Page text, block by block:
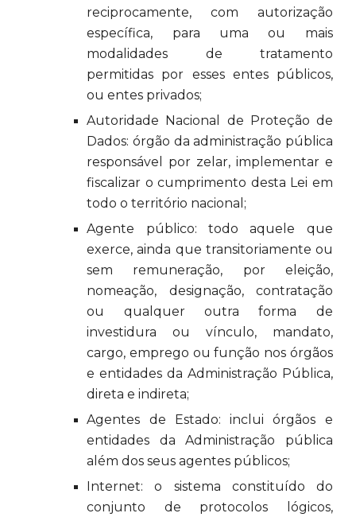
reciprocamente, com autorização
específica, para uma ou mais
modalidades de tratamento
permitidas por esses entes públicos,
ou entes privados;
Autoridade Nacional de Proteção de
Dados: órgão da administração pública
responsável por zelar, implementar e
fiscalizar o cumprimento desta Lei em
todo o território nacional;
Agente público: todo aquele que
exerce, ainda que transitoriamente ou
sem remuneração, por eleição,
nomeação, designação, contratação
ou qualquer outra forma de
investidura ou vínculo, mandato,
cargo, emprego ou função nos órgãos
e entidades da Administração Pública,
direta e indireta;
Agentes de Estado: inclui órgãos e
entidades da Administração pública
além dos seus agentes públicos;
Internet: o sistema constituído do
conjunto de protocolos lógicos,